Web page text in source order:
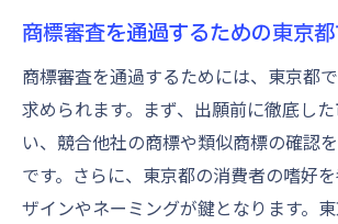
商標審査を通過するための東京
商標審査を通過するためには、東京都
求められます。まず、出願前に徹底し
い、競合他社の商標や類似商標の確認
です。さらに、東京都の消費者の嗜好
ザインやネーミングが鍵となります。